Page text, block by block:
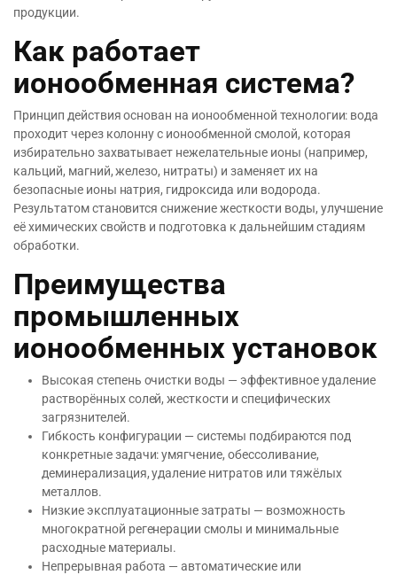
продукции.
Как работает
ионообменная система?
Принцип действия основан на ионообменной технологии: вода
проходит через колонну с ионообменной смолой, которая
избирательно захватывает нежелательные ионы (например,
кальций, магний, железо, нитраты) и заменяет их на
безопасные ионы натрия, гидроксида или водорода.
Результатом становится снижение жесткости воды, улучшение
её химических свойств и подготовка к дальнейшим стадиям
обработки.
Преимущества
промышленных
ионообменных установок
Высокая степень очистки воды — эффективное удаление
растворённых солей, жесткости и специфических
загрязнителей.
Гибкость конфигурации — системы подбираются под
конкретные задачи: умягчение, обессоливание,
деминерализация, удаление нитратов или тяжёлых
металлов.
Низкие эксплуатационные затраты — возможность
многократной регенерации смолы и минимальные
расходные материалы.
Непрерывная работа — автоматические или